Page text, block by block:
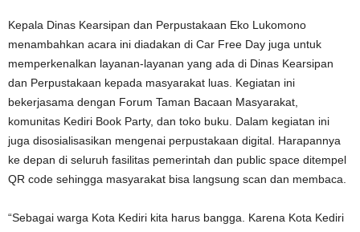
Kepala Dinas Kearsipan dan Perpustakaan Eko Lukomono
menambahkan acara ini diadakan di Car Free Day juga untuk
memperkenalkan layanan-layanan yang ada di Dinas Kearsipan
dan Perpustakaan kepada masyarakat luas. Kegiatan ini
bekerjasama dengan Forum Taman Bacaan Masyarakat,
komunitas Kediri Book Party, dan toko buku. Dalam kegiatan ini
juga disosialisasikan mengenai perpustakaan digital. Harapannya
ke depan di seluruh fasilitas pemerintah dan public space ditempel
QR code sehingga masyarakat bisa langsung scan dan membaca.
“Sebagai warga Kota Kediri kita harus bangga. Karena Kota Kediri